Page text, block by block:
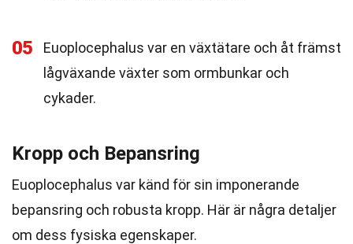
05
Euoplocephalus var en växtätare och åt främst
lågväxande växter som ormbunkar och
cykader.
Kropp och Bepansring
Euoplocephalus var känd för sin imponerande
bepansring och robusta kropp. Här är några detaljer
om dess fysiska egenskaper.